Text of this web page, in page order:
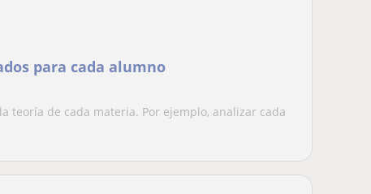
para cada alumno
teoría de cada materia. Por ejemplo, analizar cada